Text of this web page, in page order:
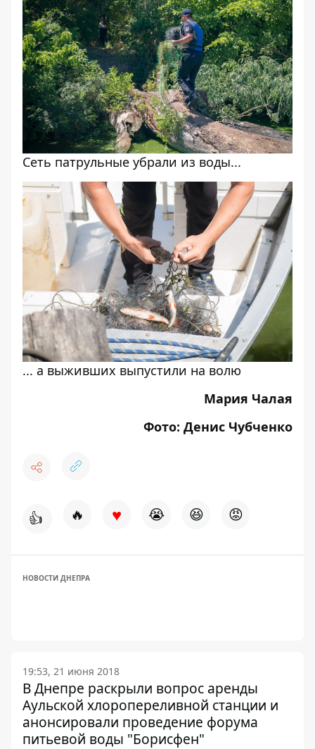
Сеть патрульные убрали из воды...
... а выживших выпустили на волю
Мария Чалая
Фото: Денис Чубченко
👍 🔥 ♥ 😭 😆 😡
НОВОСТИ ДНЕПРА
19:53, 21 июня 2018
В Днепре раскрыли вопрос аренды
Аульской хлоропереливной станции и
анонсировали проведение форума
питьевой воды "Борисфен"